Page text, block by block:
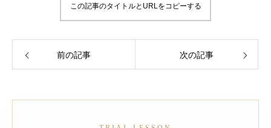
この記事のタイトルとURLをコピーする
前の記事 次の記事